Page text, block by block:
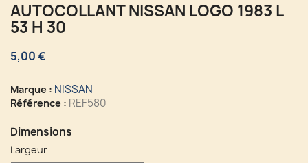
AUTOCOLLANT NISSAN LOGO 1983 L
53 H 30
5,00 €
Marque : NISSAN
Référence : REF580
Dimensions
Largeur